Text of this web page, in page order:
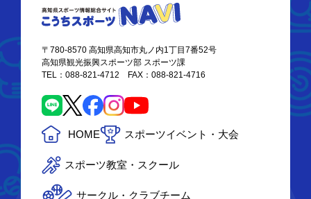
〒780-8570 高知県高知市丸ノ内1丁目7番52号
高知県観光振興スポーツ部 スポーツ課
TEL：088-821-4712 FAX：088-821-4716
HOME スポーツイベント・大会
スポーツ教室・スクール
サークル・クラブチーム